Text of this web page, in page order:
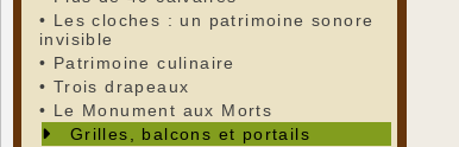
• Les cloches : un patrimoine sonore
invisible
• Patrimoine culinaire
• Trois drapeaux
• Le Monument aux Morts
Grilles, balcons et portails